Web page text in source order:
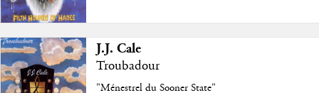
J.J. Cale
Troubadour
"Ménestrel du Sooner State"